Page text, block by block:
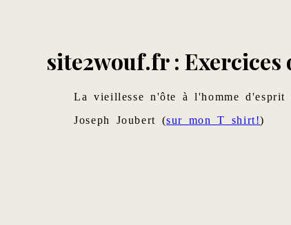
site2wouf.fr : Exercices
La vieillesse n'ôte à l'homme d'esprit
Joseph Joubert (sur mon T shirt!)